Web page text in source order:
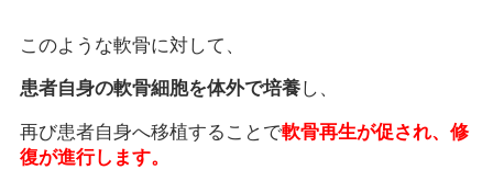
このような軟骨に対して、
患者自身の軟骨細胞を体外で培養し、
再び患者自身へ移植することで軟骨再生が促され、修
復が進行します。